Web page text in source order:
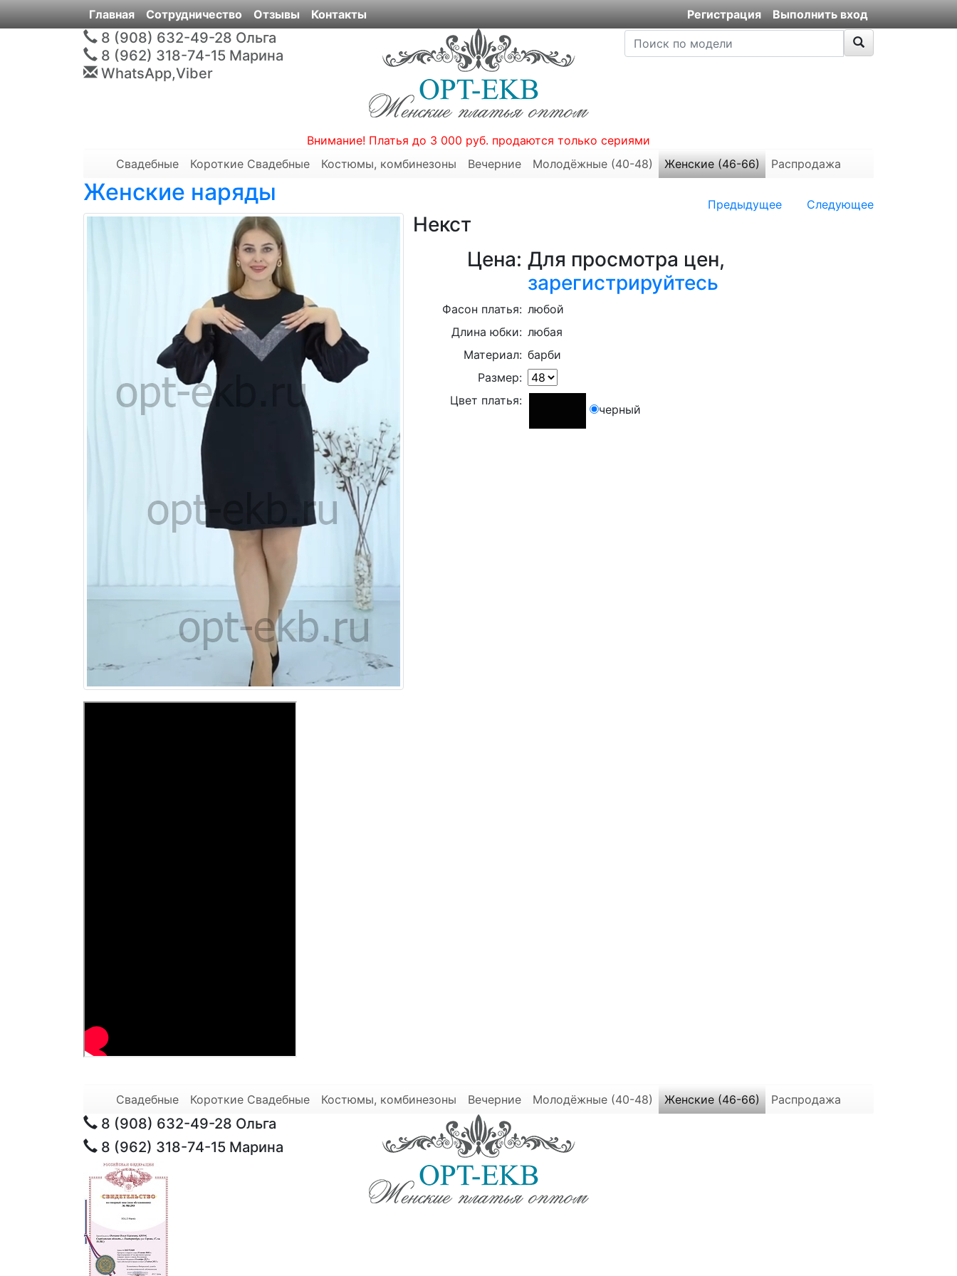
Главная Сотрудничество Отзывы Контакты Регистрация Выполнить вход
8 (908) 632-49-28 Ольга
8 (962) 318-74-15 Марина
WhatsApp,Viber
Внимание! Платья до 3 000 руб. продаются только сериями
Свадебные
Короткие Свадебные Костюмы, комбинезоны Вечерние Молодёжные (40-48) Женские (46-66) Распродажа
Женские наряды Предыдущее Следующее
Некст
Цена: Для просмотра цен,
зарегистрируйтесь
Фасон платья: любой
Длина юбки: любая
Материал: барби
Размер:
Цвет платья:
черный
Свадебные Короткие Свадебные Костюмы, комбинезоны Вечерние Молодёжные (40-48) Женские (46-66) Распродажа
8 (908) 632-49-28 Ольга
8 (962) 318-74-15 Марина